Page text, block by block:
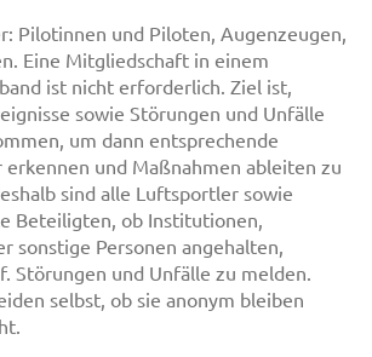
Pilotinnen und Piloten, Augenzeugen,
Eine Mitgliedschaft in einem
ist nicht erforderlich. Ziel ist,
sowie Störungen und Unfälle
um dann entsprechende
und Maßnahmen ableiten zu
sind alle Luftsportler sowie
Beteiligten, ob Institutionen,
sonstige Personen angehalten,
Störungen und Unfälle zu melden.
selbst, ob sie anonym bleiben